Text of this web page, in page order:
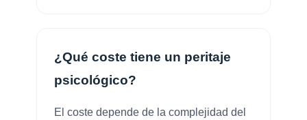
¿Qué coste tiene un peritaje
psicológico?
El coste depende de la complejidad del